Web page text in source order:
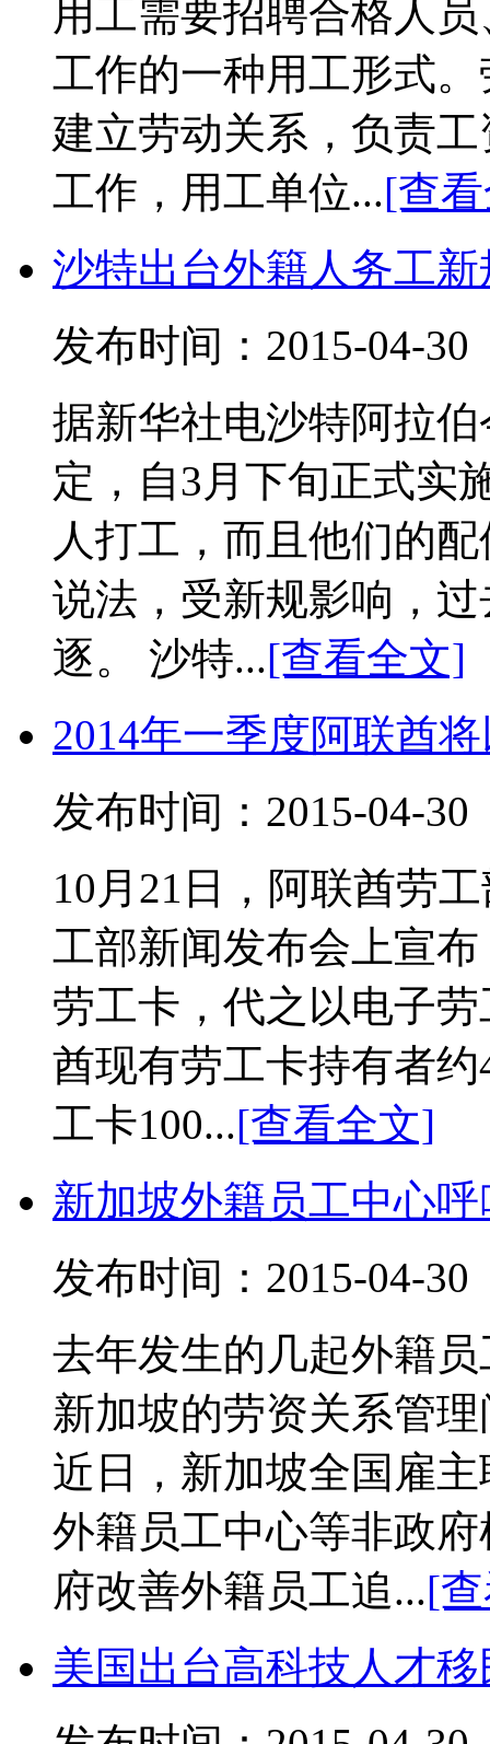
用工需要招聘合格人
工作的一种用工形式
建立劳动关系，负责
工作，用工单位...[查
沙特出台外籍人务工新
发布时间：2015-
据新华社电沙特阿拉
定，自3月下旬正式实
人打工，而且他们的
说法，受新规影响，
逐。 沙特...[查看全文]
2014年一季度阿联酋
发布时间：2015-
10月21日，阿联酋劳
工部新闻发布会上宣
劳工卡，代之以电子
酋现有劳工卡持有者
工卡100...[查看全文]
新加坡外籍员工中心
发布时间：2015-
去年发生的几起外籍
新加坡的劳资关系管
近日，新加坡全国雇
外籍员工中心等非政
府改善外籍员工追...[
美国出台高科技人才